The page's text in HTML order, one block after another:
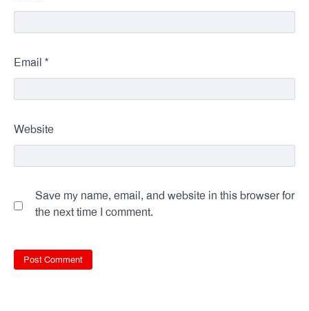
Email *
Website
Save my name, email, and website in this browser for
the next time I comment.